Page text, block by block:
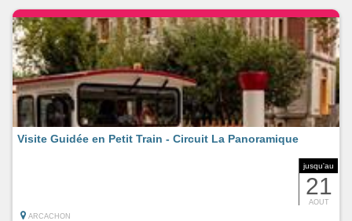
jusqu'au
21
AOUT
Visite Guidée en Petit Train - Circuit La Panoramique
ARCACHON